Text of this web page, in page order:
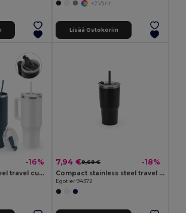
+2 Värit
Lisää Ostokoriin
-16%
Large stainless steel travel cup (91% recycled) with vacuum insulated double wall and a matt finish 1300 mL
7,94 €9,69 € -18%
Compact stainless steel travel cup (91% recycled) with vacuum insulated double wall and matt finish 600 mL
Egotier 94372